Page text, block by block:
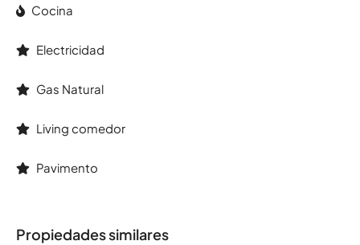
Cocina
Electricidad
Gas Natural
Living comedor
Pavimento
Propiedades similares